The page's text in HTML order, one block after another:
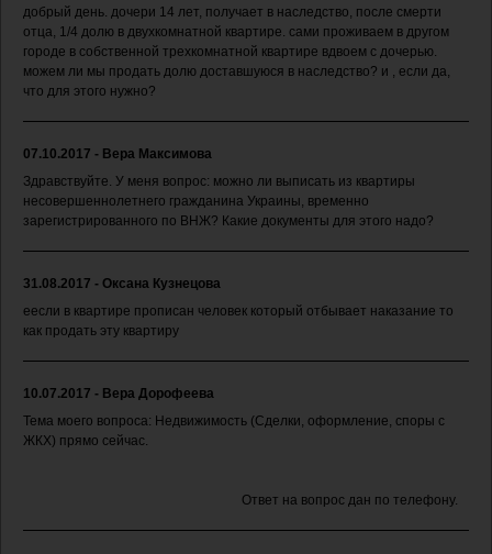
добрый день. дочери 14 лет, получает в наследство, после смерти
отца, 1/4 долю в двухкомнатной квартире. сами проживаем в другом
городе в собственной трехкомнатной квартире вдвоем с дочерью.
можем ли мы продать долю доставшуюся в наследство? и , если да,
что для этого нужно?
07.10.2017 - Вера Максимова
Здравствуйте. У меня вопрос: можно ли выписать из квартиры
несовершеннолетнего гражданина Украины, временно
зарегистрированного по ВНЖ? Какие документы для этого надо?
31.08.2017 - Оксана Кузнецова
еесли в квартире прописан человек который отбывает наказание то
как продать эту квартиру
10.07.2017 - Вера Дорофеева
Тема моего вопроса: Недвижимость (Сделки, оформление, споры с
ЖКХ) прямо сейчас.
Ответ на вопрос дан по телефону.